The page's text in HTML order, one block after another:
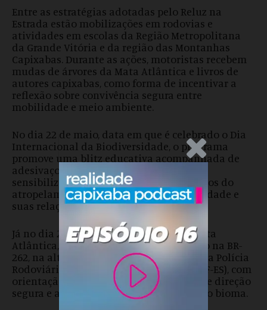
.Anúncio
Entre as estratégias adotadas pelo Reluz na
Estrada estão mobilizações em rodovias e
atividades em escolas da Região Metropolitana
da Grande Vitória e da região das Montanhas
Capixabas. Durante as ações, motoristas recebem
mudas de árvores da Mata Atlântica e livros de
autores capixabas, como forma de incentivar a
reflexão sobre convivência segura entre
mobilidade e meio ambiente.
No dia 22 de maio, data em que é celebrado o Dia
Internacional da Biodiversidade, o programa
promove uma blitz educativa acompanhada de
adesivaço em Vitória, com o objetivo de
sensibilizar a população sobre os impactos do
atropelamento de animais na biodiversidade e
suas relações com a crise climática.
Já no dia 27 de maio, Dia Nacional da Mata
Atlântica, está prevista uma mobilização na BR-
262, na altura de Viana, em parceria com a Polícia
Rodoviária Federal no Espírito Santo (PRF-ES), com
orientação a motoristas sobre práticas de direção
segura e a importância da preservação do bioma.